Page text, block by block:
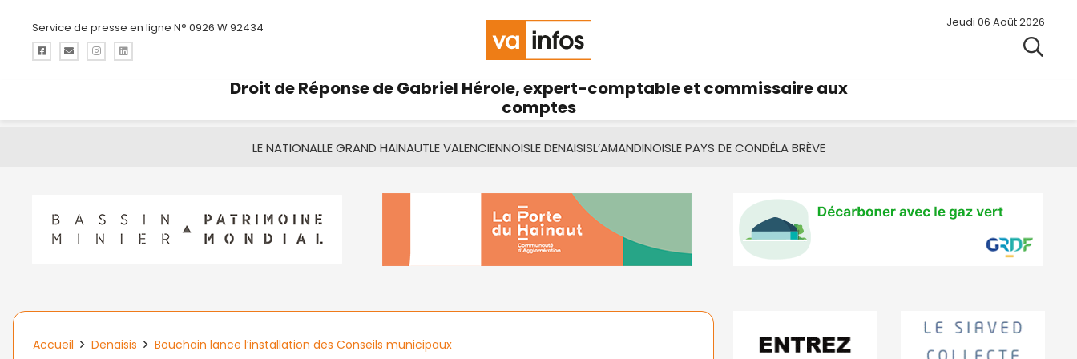
Service de presse en ligne N° 0926 W 92434 Jeudi 06 Août 2026
Droit de Réponse de Gabriel Hérole, expert-comptable et commissaire aux
comptes
LE NATIONALLE GRAND HAINAUTLE VALENCIENNOISLE DENAISISL’AMANDINOISLE PAYS DE CONDÉLA BRÈVE
Accueil Denaisis Bouchain lance l’installation des Conseils municipaux